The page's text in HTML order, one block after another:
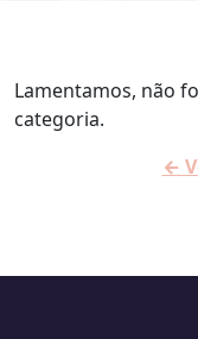
Lamentamos, não
categoria.
←